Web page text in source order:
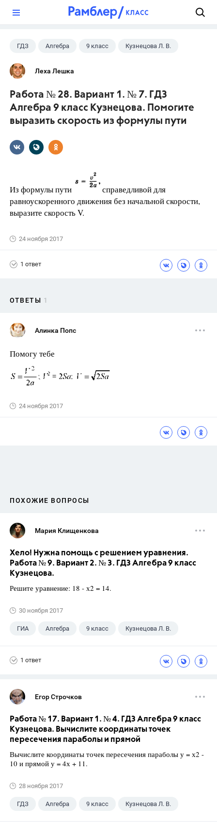
ГДЗ Алгебра 9 класс Кузнецова Л. В.
Леха Лешка
Работа № 28. Вариант 1. № 7. ГДЗ
Алгебра 9 класс Кузнецова. Помогите
выразить скорость из формулы пути
Из формулы пути
справедливой для
равноускоренного движения без начальной скорости,
выразите скорость V.
24 ноября 2017
1 ответ
ОТВЕТЫ 1
Алинка Попс
Помогу тебе
24 ноября 2017
ПОХОЖИЕ ВОПРОСЫ
Мария Клищенкова
Хело! Нужна помощь с решением уравнения.
Работа № 9. Вариант 2. № 3. ГДЗ Алгебра 9 класс
Кузнецова.
Решите уравнение: 18 - х2 = 14.
30 ноября 2017
ГИА Алгебра 9 класс Кузнецова Л. В.
1 ответ
Егор Строчков
Работа № 17. Вариант 1. № 4. ГДЗ Алгебра 9 класс
Кузнецова. Вычислите координаты точек
пересечения параболы и прямой
Вычислите координаты точек пересечения параболы у = х2 -
10 и прямой у = 4х + 11.
28 ноября 2017
ГДЗ Алгебра 9 класс Кузнецова Л. В.